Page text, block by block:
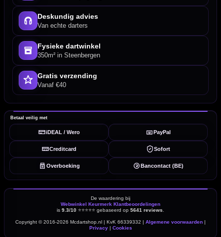
Deskundig advies
Van echte darters
Fysieke dartwinkel
350m² in Steenbergen
Gratis verzending
Vanaf €40
Betaal veilig met
iDEAL / Wero PayPal
Creditcard Sofort
Overboeking Bancontact (BE)
De waardering bij
Webwinkel Keurmerk Klantbeoordelingen
is 9.3/10 ⭐⭐⭐⭐⭐ gebaseerd op 5641 reviews
Copyright © 2016-2026 Mcdartshop.nl | KvK 66339332 | Algemene voorwaarden |
Privacy| Cookies